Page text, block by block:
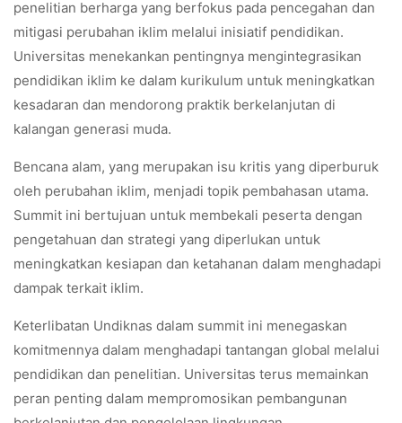
penelitian berharga yang berfokus pada pencegahan dan
mitigasi perubahan iklim melalui inisiatif pendidikan.
Universitas menekankan pentingnya mengintegrasikan
pendidikan iklim ke dalam kurikulum untuk meningkatkan
kesadaran dan mendorong praktik berkelanjutan di
kalangan generasi muda.
Bencana alam, yang merupakan isu kritis yang diperburuk
oleh perubahan iklim, menjadi topik pembahasan utama.
Summit ini bertujuan untuk membekali peserta dengan
pengetahuan dan strategi yang diperlukan untuk
meningkatkan kesiapan dan ketahanan dalam menghadapi
dampak terkait iklim.
Keterlibatan Undiknas dalam summit ini menegaskan
komitmennya dalam menghadapi tantangan global melalui
pendidikan dan penelitian. Universitas terus memainkan
peran penting dalam mempromosikan pembangunan